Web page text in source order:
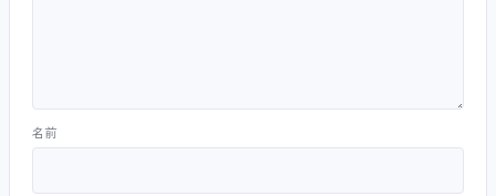
名前